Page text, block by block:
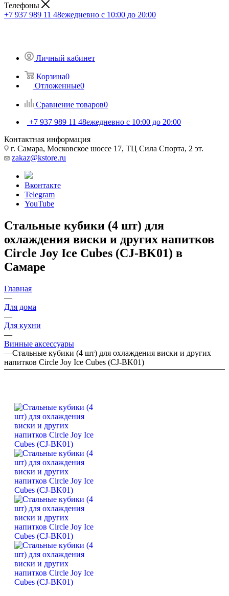
Телефоны
+7 937 989 11 48ежедневно с 10:00 до 20:00
Личный кабинет
Корзина0
Отложенные0
Сравнение товаров0
+7 937 989 11 48ежедневно с 10:00 до 20:00
Контактная информация
г. Самара, Московское шоссе 17, ТЦ Сила Спорта, 2 эт.
zakaz@kstore.ru
Вконтакте
Telegram
YouTube
Стальные кубики (4 шт) для
охлаждения виски и других напитков
Circle Joy Ice Cubes (CJ-BK01) в
Самаре
Главная
—
Для дома
—
Для кухни
—
Винные аксессуары
—Стальные кубики (4 шт) для охлаждения виски и других
напитков Circle Joy Ice Cubes (CJ-BK01)